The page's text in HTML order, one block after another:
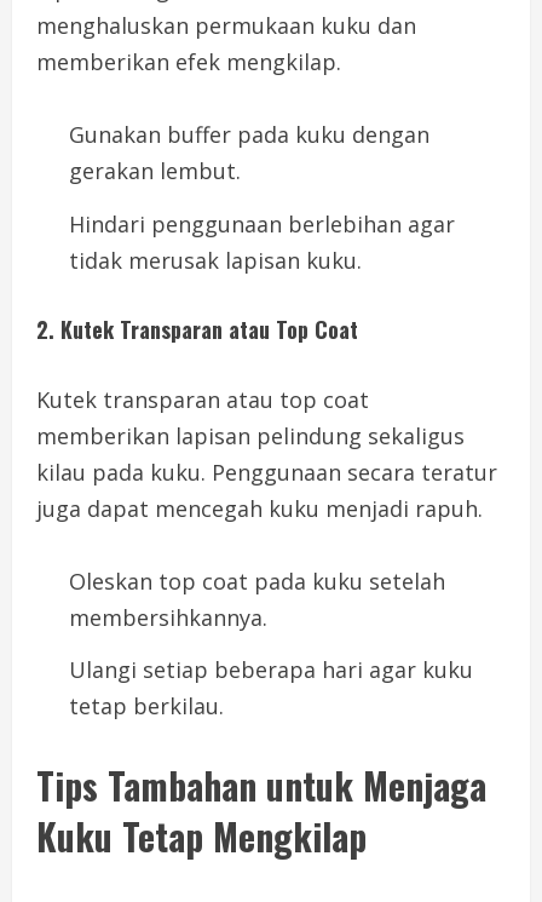
menghaluskan permukaan kuku dan
memberikan efek mengkilap.
Gunakan buffer pada kuku dengan
gerakan lembut.
Hindari penggunaan berlebihan agar
tidak merusak lapisan kuku.
2. Kutek Transparan atau Top Coat
Kutek transparan atau top coat
memberikan lapisan pelindung sekaligus
kilau pada kuku. Penggunaan secara teratur
juga dapat mencegah kuku menjadi rapuh.
Oleskan top coat pada kuku setelah
membersihkannya.
Ulangi setiap beberapa hari agar kuku
tetap berkilau.
Tips Tambahan untuk Menjaga
Kuku Tetap Mengkilap